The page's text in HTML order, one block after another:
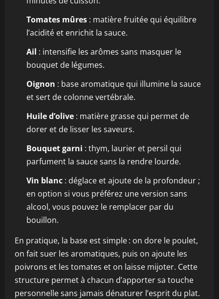
Tomates mûres : matière fruitée qui équilibre
l’acidité et enrichit la sauce.
Ail : intensifie les arômes sans masquer le
bouquet de légumes.
Oignon : base aromatique qui illumine la sauce
et sert de colonne vertébrale.
Huile d’olive : matière grasse qui permet de
dorer et de lisser les saveurs.
Bouquet garni : thym, laurier et persil qui
parfument la sauce sans la rendre lourde.
Vin blanc : déglace et ajoute de la profondeur ;
en option si vous préférez une version sans
alcool, vous pouvez le remplacer par du
bouillon.
En pratique, la base est simple : on dore le poulet,
on fait suer les aromatiques, puis on ajoute les
poivrons et les tomates et on laisse mijoter. Cette
structure permet à chacun d’apporter sa touche
personnelle sans jamais dénaturer l’esprit du plat.